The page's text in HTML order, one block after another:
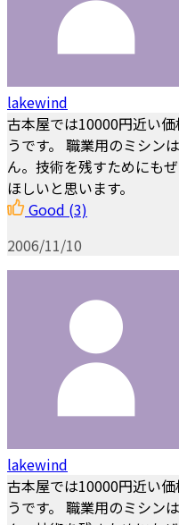
lakewind
古本屋では10000円近い
うです。 職業用のミシン
ん。技術を残すためにも
ほしいと思います。
Good (3)
2006/11/10
lakewind
古本屋では10000円近い
うです。 職業用のミシン